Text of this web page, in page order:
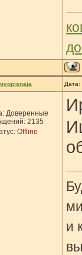
Доверенные
2135
Offline
и